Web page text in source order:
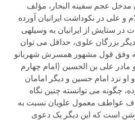
مدخل عجم سفینه البحار، مؤلف
و علی در نکوداشت ایرانیان آورده
در ستایش از ایرانیان به وسیله­ی
بزرگان علوی، حداقل می توان
وفق قول مشهور همسرش شهربانو
مادر علی بن الحسین (امام چهارم
نزد امام حسین و دیگر امامان
چگونه می توانسته چنین نگاه
عواطف معمول علویان نسبت به
است که این دیگر یک دعوی